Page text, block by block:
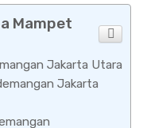
Mampet
Jakarta Utara
Jakarta